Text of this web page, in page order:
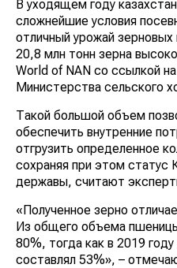
В уходящем году
сложнейшие условия
отличный урожай
20,8 млн тонн зерна
World of NAN со ссылкой
Министерства сельского
Такой большой объем
обеспечить внутренние
отгрузить определенное
сохраняя при этом статус
державы, считают
«Полученное зерно
Из общего объема
80%, тогда как в 2019
составлял 53%», –